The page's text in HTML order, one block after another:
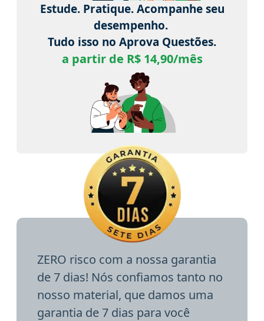
Estude. Pratique. Acompanhe seu
desempenho.
Tudo isso no Aprova Questões.
a partir de R$ 14,90/mês
ZERO risco com a nossa garantia
de 7 dias! Nós confiamos tanto no
nosso material, que damos uma
garantia de 7 dias para você